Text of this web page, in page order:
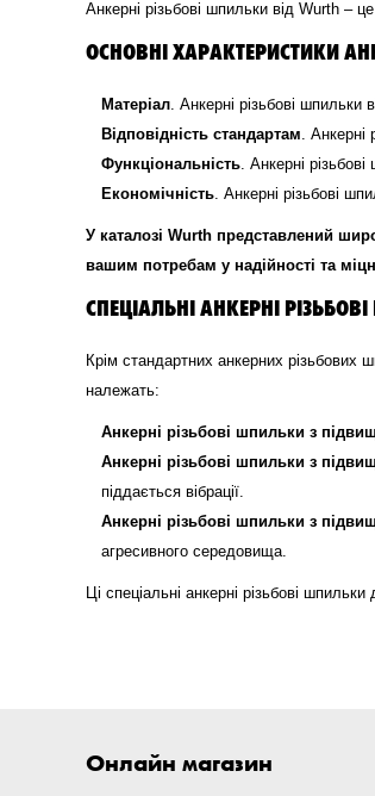
Анкерні різьбові шпильки від Wurth –
ОСНОВНІ ХАРАКТЕРИСТИКИ
Матеріал . Анкерні різьбові
Відповідність стандартам .
Функціональність . Анкерні
Економічність . Анкерні різьбові
У каталозі Wurth представлений
вашим потребам у надійності та
СПЕЦІАЛЬНІ АНКЕРНІ
Крім стандартних анкерних
належать:
Анкерні різьбові шпильки з
Анкерні різьбові шпильки з
піддається вібрації.
Анкерні різьбові шпильки з
агресивного середовища.
Ці спеціальні анкерні різьбові
Онлайн магазин